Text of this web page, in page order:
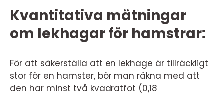
Kvantitativa mätningar
om lekhagar för hamstrar:
För att säkerställa att en lekhage är tillräckligt
stor för en hamster, bör man räkna med att
den har minst två kvadratfot (0,18